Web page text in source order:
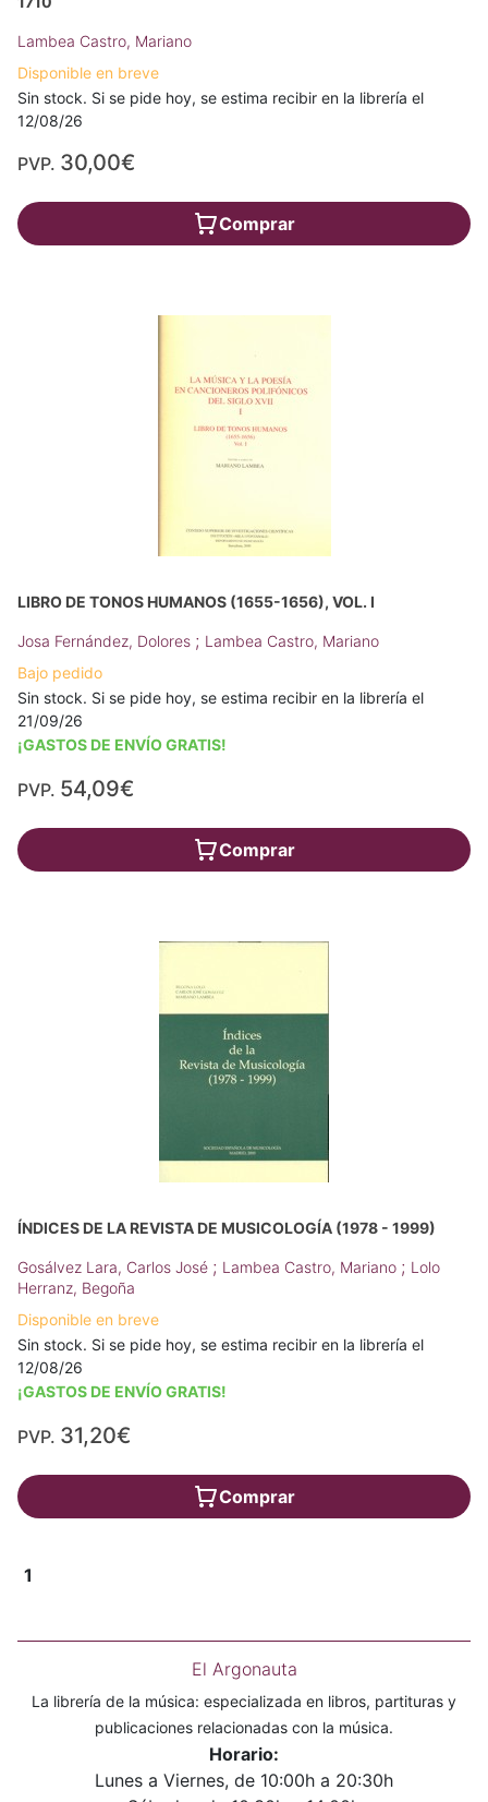
Lambea Castro, Mariano
Disponible en breve
Sin stock. Si se pide hoy, se estima recibir en la librería el
12/08/26
PVP. 30,00€
Comprar
LIBRO DE TONOS HUMANOS (1655-1656), VOL. I
Josa Fernández, Dolores ; Lambea Castro, Mariano
Bajo pedido
Sin stock. Si se pide hoy, se estima recibir en la librería el
21/09/26
¡GASTOS DE ENVÍO GRATIS!
PVP. 54,09€
Comprar
ÍNDICES DE LA REVISTA DE MUSICOLOGÍA (1978 - 1999)
Gosálvez Lara, Carlos José ; Lambea Castro, Mariano ; Lolo
Herranz, Begoña
Disponible en breve
Sin stock. Si se pide hoy, se estima recibir en la librería el
12/08/26
¡GASTOS DE ENVÍO GRATIS!
PVP. 31,20€
Comprar
1
El Argonauta
La librería de la música: especializada en libros, partituras y
publicaciones relacionadas con la música.
Horario:
Lunes a Viernes, de 10:00h a 20:30h